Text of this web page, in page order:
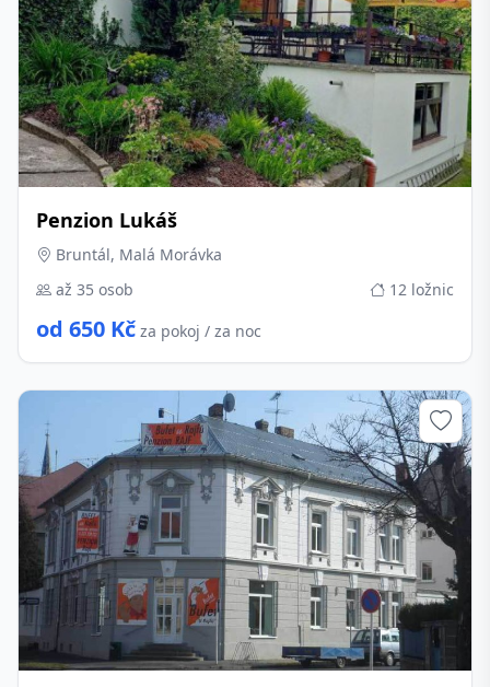
Penzion Lukáš
Bruntál, Malá Morávka
až 35 osob
12 ložnic
od 650 Kč za pokoj / za noc